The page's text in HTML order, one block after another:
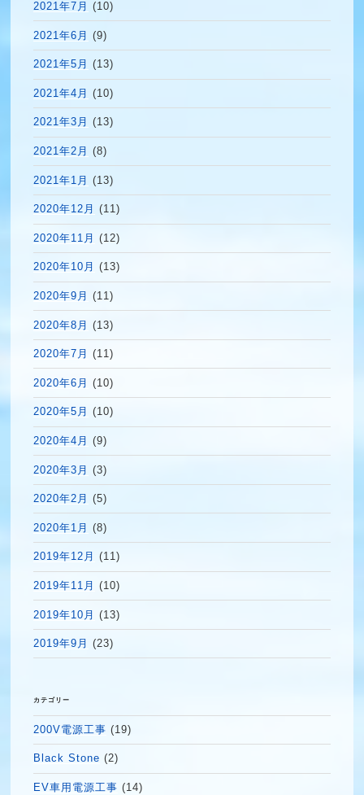
2021年7月 (10)
2021年6月 (9)
2021年5月 (13)
2021年4月 (10)
2021年3月 (13)
2021年2月 (8)
2021年1月 (13)
2020年12月 (11)
2020年11月 (12)
2020年10月 (13)
2020年9月 (11)
2020年8月 (13)
2020年7月 (11)
2020年6月 (10)
2020年5月 (10)
2020年4月 (9)
2020年3月 (3)
2020年2月 (5)
2020年1月 (8)
2019年12月 (11)
2019年11月 (10)
2019年10月 (13)
2019年9月 (23)
カテゴリー
200V電源工事 (19)
Black Stone (2)
EV車用電源工事 (14)